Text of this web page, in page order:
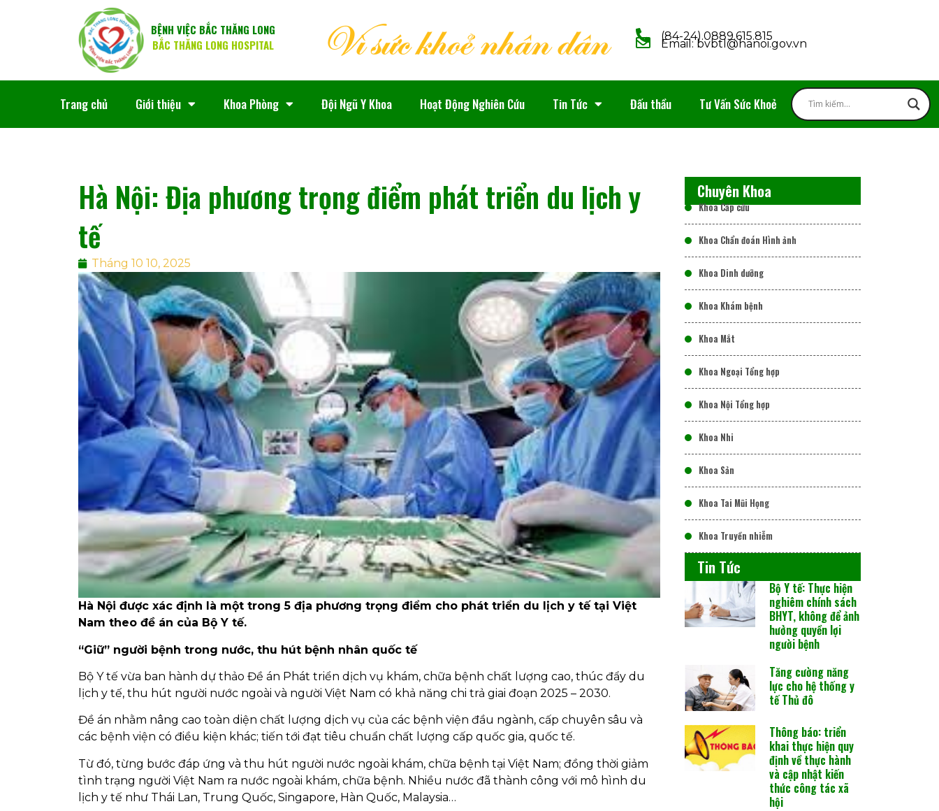
BỆNH VIỆC BẮC THĂNG LONG
BẮC THĂNG LONG HOSPITAL
(84-24).0889.615.815
Email: bvbtl@hanoi.gov.vn
Trang chủ Giới thiệu Khoa Phòng Đội Ngũ Y Khoa Hoạt Động Nghiên Cứu Tin Tức Đấu thầu Tư Vấn Sức Khoẻ
Hà Nội: Địa phương trọng điểm phát triển du lịch y
tế
Tháng 10 10, 2025
Hà Nội được xác định là một trong 5 địa phương trọng điểm cho phát triển du lịch y tế tại Việt
Nam theo đề án của Bộ Y tế.
“Giữ” người bệnh trong nước, thu hút bệnh nhân quốc tế
Bộ Y tế vừa ban hành dự thảo Đề án Phát triển dịch vụ khám, chữa bệnh chất lượng cao, thúc đẩy du
lịch y tế, thu hút người nước ngoài và người Việt Nam có khả năng chi trả giai đoạn 2025 – 2030.
Đề án nhằm nâng cao toàn diện chất lượng dịch vụ của các bệnh viện đầu ngành, cấp chuyên sâu và
các bệnh viện có điều kiện khác; tiến tới đạt tiêu chuẩn chất lượng cấp quốc gia, quốc tế.
Từ đó, từng bước đáp ứng và thu hút người nước ngoài khám, chữa bệnh tại Việt Nam; đồng thời giảm
tình trạng người Việt Nam ra nước ngoài khám, chữa bệnh. Nhiều nước đã thành công với mô hình du
lịch y tế như Thái Lan, Trung Quốc, Singapore, Hàn Quốc, Malaysia…
Chuyên Khoa
Khoa Cấp cứu
Khoa Chẩn đoán Hình ảnh
Khoa Dinh dưỡng
Khoa Khám bệnh
Khoa Mắt
Khoa Ngoại Tổng hợp
Khoa Nội Tổng hợp
Khoa Nhi
Khoa Sản
Khoa Tai Mũi Họng
Khoa Truyền nhiễm
Tin Tức
Bộ Y tế: Thực hiện
nghiêm chính sách
BHYT, không để ảnh
hưởng quyền lợi
người bệnh
Tăng cường năng
lực cho hệ thống y
tế Thủ đô
Thông báo: triển
khai thực hiện quy
định về thực hành
và cập nhật kiến
thức công tác xã
hội